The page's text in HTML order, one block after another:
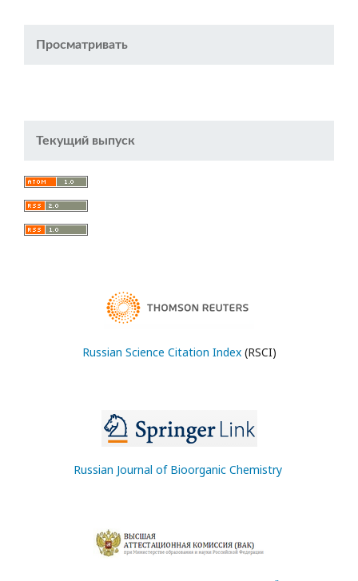
Просматривать
Текущий выпуск
Russian Science Citation Index(RSCI)
Russian Journal of Bioorganic Chemistry